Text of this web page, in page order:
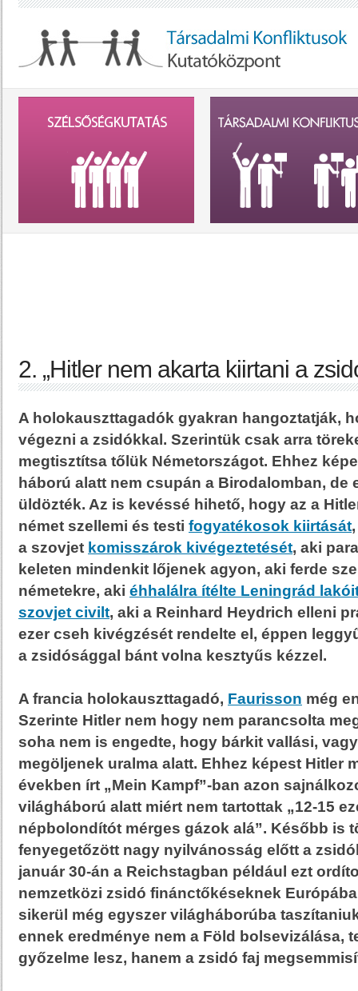
2. „Hitler nem akarta kiirtani a
A holokauszttagadók gyakran hangoztatják,
végezni a zsidókkal. Szerintük csak arra
megtisztítsa tőlük Németországot. Ehhez
háború alatt nem csupán a Birodalomban, de
üldözték. Az is kevéssé hihető, hogy az a
német szellemi és testi fogyatékosok kiirtását
a szovjet komisszárok kivégeztetését, aki
keleten mindenkit lőjenek agyon, aki ferde
németekre, aki éhhalálra ítélte Leningrád
szovjet civilt, aki a Reinhard Heydrich elleni
ezer cseh kivégzését rendelte el, éppen
a zsidósággal bánt volna kesztyűs kézzel.
A francia holokauszttagadó, Faurisson még
Szerinte Hitler nem hogy nem parancsolta
soha nem is engedte, hogy bárkit vallási,
megöljenek uralma alatt. Ehhez képest Hitler
években írt „Mein Kampf”-ban azon
világháború alatt miért nem tartottak „12-15
népbolondítót mérges gázok alá”. Később is
fenyegetőzött nagy nyilvánosság előtt a
január 30-án a Reichstagban például ezt
nemzetközi zsidó finánctőkéseknek
sikerül még egyszer világháborúba
ennek eredménye nem a Föld bolsevizálása,
győzelme lesz, hanem a zsidó faj